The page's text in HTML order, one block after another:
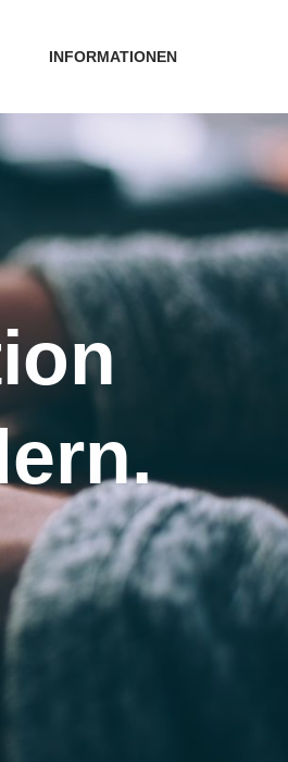
INFORMATIONEN